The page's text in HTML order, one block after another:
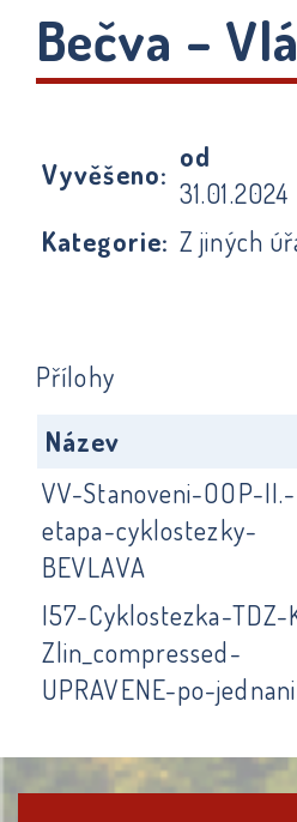
Bečva –
Vyvěšeno:
od
31.01.2024
Kategorie: Z jiných
Přílohy
Název
VV-Stanoveni-OOP-II.-
etapa-cyklostezky-
BEVLAVA
I57-Cyklostezka-TDZ-
Zlin_compressed-
UPRAVENE-po-jednani